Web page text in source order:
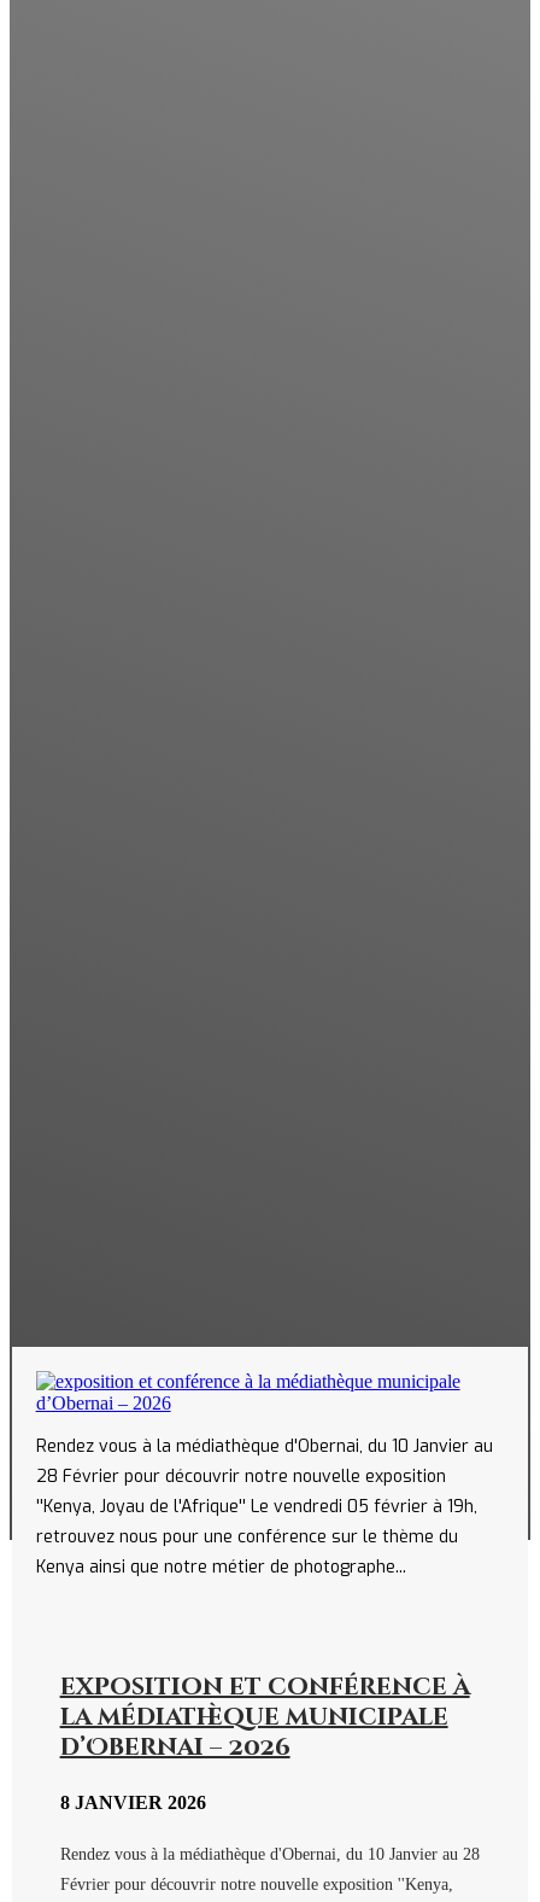
Rendez vous à la médiathèque d'Obernai, du 10 Janvier au
28 Février pour découvrir notre nouvelle exposition
''Kenya, Joyau de l'Afrique'' Le vendredi 05 février à 19h,
retrouvez nous pour une conférence sur le thème du
Kenya ainsi que notre métier de photographe...
exposition et conférence à
la médiathèque municipale
d’Obernai – 2026
8 JANVIER 2026
Rendez vous à la médiathèque d'Obernai, du 10 Janvier au 28
Février pour découvrir notre nouvelle exposition ''Kenya,